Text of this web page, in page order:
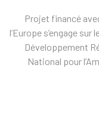
Projet financé
l’Europe s’engage
Développement
National pour